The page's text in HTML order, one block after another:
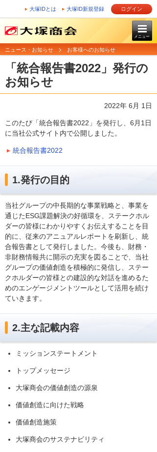
大塚IDとは 大塚ID新規登録 ログイン
メニュー
ニュース・お知らせ お客様へのお知らせ
「統合報告書2022」発行の
お知らせ
2022年 6月 1日
このたび「統合報告書2022」を発行し、6月1日
に当社公式サイト内で公開しました。
統合報告書2022
1.発行の目的
当社グループの中長期的な事業戦略と、事業を
通じたESG課題解決の好循環を、ステークホル
ダーの皆様にわかりやすくお伝えすることを目
的に、従来のアニュアルレポートを刷新し、統
合報告書として発行しました。今後も、財務・
非財務情報共に開示の充実を図ることで、当社
グループの価値創造を積極的に発信し、ステー
クホルダーの皆様との建設的な対話を進めるた
めのエンゲージメントツールとして活用を続け
ていきます。
2.主な記載内容
ミッションステートメント
トップメッセージ
大塚商会の価値創造の源泉
価値創造に向けた戦略
価値創造施策
大塚商会のサステナビリティ